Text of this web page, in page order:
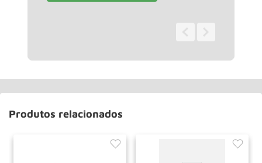
Produtos relacionados